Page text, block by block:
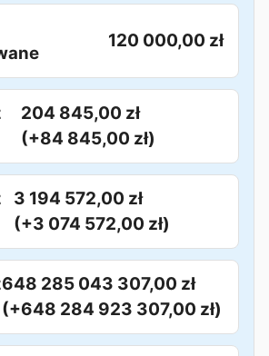
120 000,00 zł
204 845,00 zł
(+84 845,00 zł)
3 194 572,00 zł
(+3 074 572,00 zł)
648 285 043 307,00 zł
(+648 284 923 307,00 zł)